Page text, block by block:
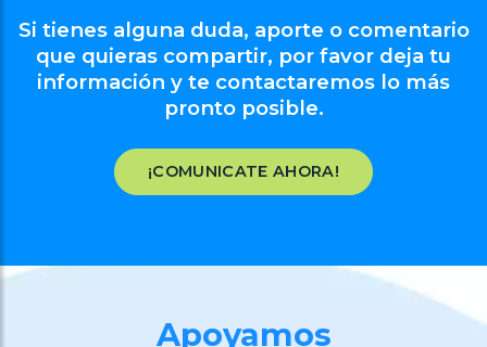
Si tienes alguna duda, aporte o comentario
que quieras compartir, por favor deja tu
información y te contactaremos lo más
pronto posible.
¡COMUNICATE AHORA!
Apoyamos